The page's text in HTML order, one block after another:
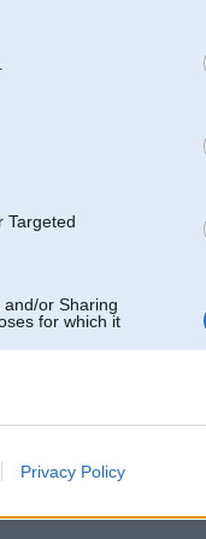
Targeted
or Sharing
for which it
Privacy Policy